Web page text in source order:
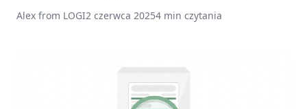
Alex from LOGI2 czerwca 20254 min czytania